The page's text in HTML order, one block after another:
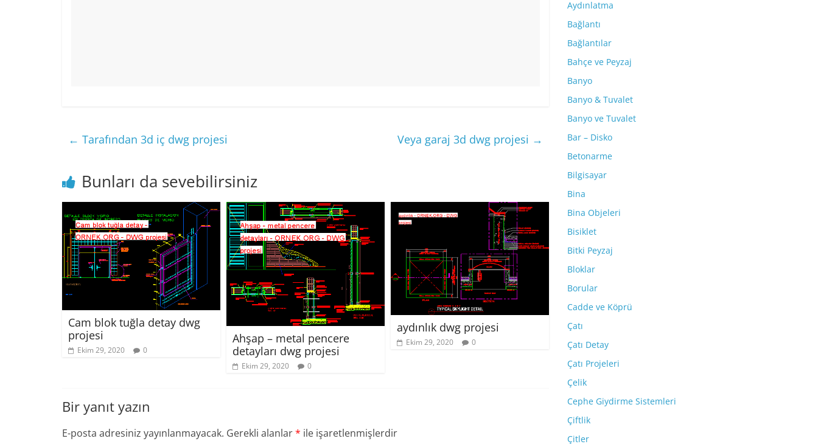
← Tarafından 3d iç dwg projesi Veya garaj 3d dwg projesi →
Bunları da sevebilirsiniz
Cam blok tuğla detay dwg
projesi
Ekim 29, 2020 0
Ahşap – metal pencere
detayları dwg projesi
Ekim 29, 2020 0
aydınlık dwg projesi
Ekim 29, 2020 0
Bir yanıt yazın
E-posta adresiniz yayınlanmayacak. Gerekli alanlar* ile işaretlenmişlerdir
Aydınlatma
Bağlantı
Bağlantılar
Bahçe ve Peyzaj
Banyo
Banyo & Tuvalet
Banyo ve Tuvalet
Bar – Disko
Betonarme
Bilgisayar
Bina
Bina Objeleri
Bisiklet
Bitki Peyzaj
Bloklar
Borular
Cadde ve Köprü
Çatı
Çatı Detay
Çatı Projeleri
Çelik
Cephe Giydirme Sistemleri
Çiftlik
Çitler